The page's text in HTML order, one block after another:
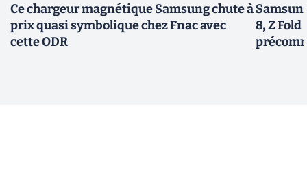
Ce chargeur magnétique Samsung chute à
prix quasi symbolique chez Fnac avec
cette ODR
8, Z Fold